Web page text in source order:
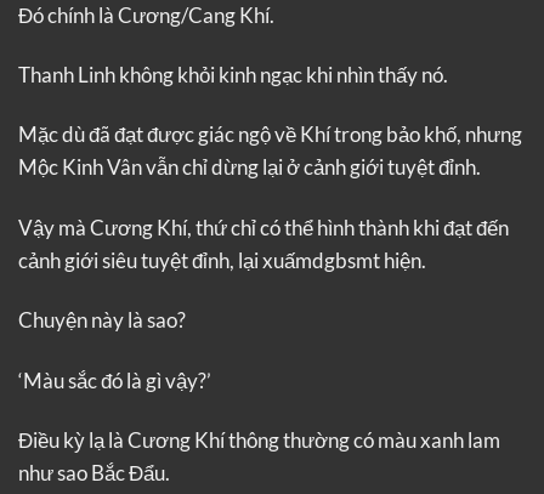
Đó chính là Cương/Cang Khí.
Thanh Linh không khỏi kinh ngạc khi nhìn thấy nó.
Mặc dù đã đạt được giác ngộ về Khí trong bảo khố, nhưng
Mộc Kinh Vân vẫn chỉ dừng lại ở cảnh giới tuyệt đỉnh.
Vậy mà Cương Khí, thứ chỉ có thể hình thành khi đạt đến
cảnh giới siêu tuyệt đỉnh, lại xuấmdgbsmt hiện.
Chuyện này là sao?
‘Màu sắc đó là gì vậy?’
Điều kỳ lạ là Cương Khí thông thường có màu xanh lam
như sao Bắc Đẩu.